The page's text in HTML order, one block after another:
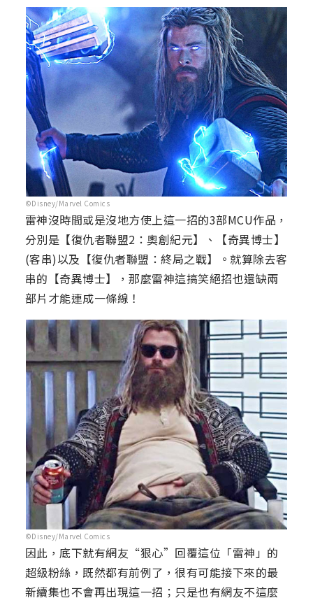
©Disney/Marvel Comics
雷神沒時間或是沒地方使上這一招的3部MCU作品，
分別是【復仇者聯盟2：奧創紀元】、【奇異博士】
(客串)以及【復仇者聯盟：終局之戰】。就算除去客
串的【奇異博士】，那麼雷神這搞笑絕招也還缺兩
部片才能連成一條線！
©Disney/Marvel Comics
因此，底下就有網友“狠心”回覆這位「雷神」的
超級粉絲，既然都有前例了，很有可能接下來的最
新續集也不會再出現這一招；只是也有網友不這麼